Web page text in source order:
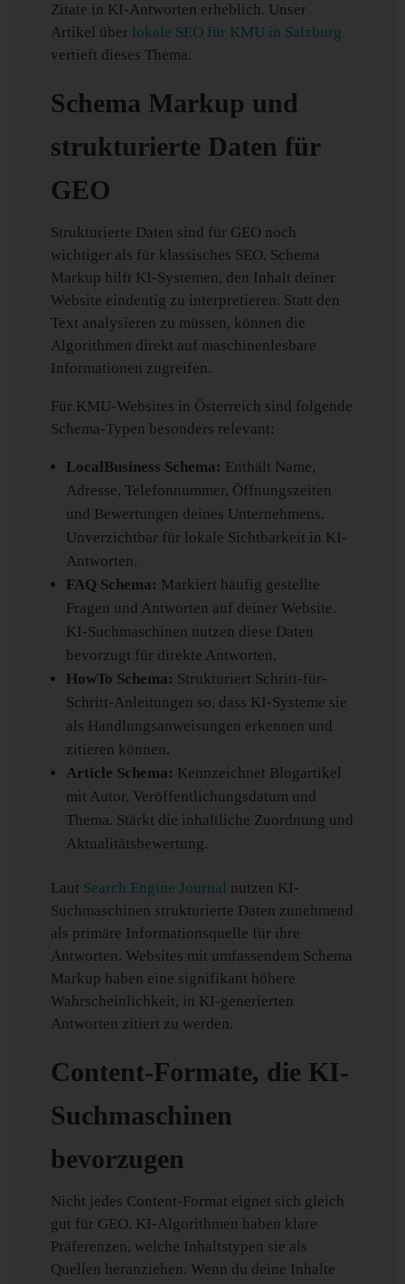
Zitate in KI-Antworten erheblich. Unser
Artikel über lokale SEO für KMU in Salzburg
vertieft dieses Thema.
Schema Markup und
strukturierte Daten für
GEO
Strukturierte Daten sind für GEO noch
wichtiger als für klassisches SEO. Schema
Markup hilft KI-Systemen, den Inhalt deiner
Website eindeutig zu interpretieren. Statt den
Text analysieren zu müssen, können die
Algorithmen direkt auf maschinenlesbare
Informationen zugreifen.
Für KMU-Websites in Österreich sind folgende
Schema-Typen besonders relevant:
LocalBusiness Schema: Enthält Name,
Adresse, Telefonnummer, Öffnungszeiten
und Bewertungen deines Unternehmens.
Unverzichtbar für lokale Sichtbarkeit in KI-
Antworten.
FAQ Schema: Markiert häufig gestellte
Fragen und Antworten auf deiner Website.
KI-Suchmaschinen nutzen diese Daten
bevorzugt für direkte Antworten.
HowTo Schema: Strukturiert Schritt-für-
Schritt-Anleitungen so, dass KI-Systeme sie
als Handlungsanweisungen erkennen und
zitieren können.
Article Schema: Kennzeichnet Blogartikel
mit Autor, Veröffentlichungsdatum und
Thema. Stärkt die inhaltliche Zuordnung und
Aktualitätsbewertung.
Laut Search Engine Journal nutzen KI-
Suchmaschinen strukturierte Daten zunehmend
als primäre Informationsquelle für ihre
Antworten. Websites mit umfassendem Schema
Markup haben eine signifikant höhere
Wahrscheinlichkeit, in KI-generierten
Antworten zitiert zu werden.
Content-Formate, die KI-
Suchmaschinen
bevorzugen
Nicht jedes Content-Format eignet sich gleich
gut für GEO. KI-Algorithmen haben klare
Präferenzen, welche Inhaltstypen sie als
Quellen heranziehen. Wenn du deine Inhalte